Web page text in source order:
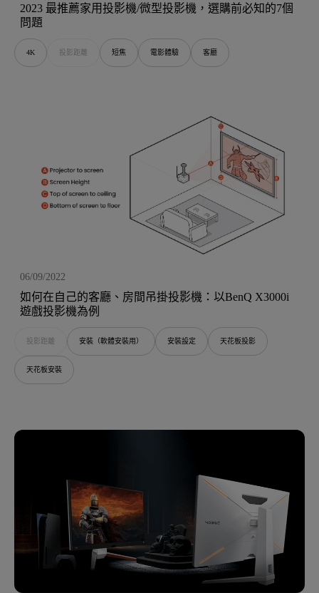
2023 最推薦家用投影機/微型投影機，選購前必知的7個
問題
4K 投影距離 短焦 電影體驗 客廳
06/09/2022
如何在自己的客廳、房間吊掛投影機：以BenQ X3000i
遊戲投影機為例
投影距離 安裝（軟體安裝用） 安裝設定 天花板投影
天花板安裝